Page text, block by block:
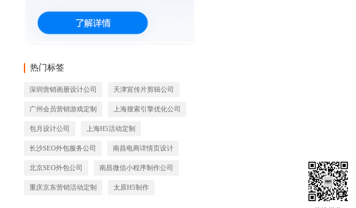
热门标签
深圳营销画册设计公司 天津宣传片剪辑公司
广州会员营销游戏定制 上海搜索引擎优化公司
包月设计公司 上海H5活动定制
长沙SEO外包服务公司 南昌电商详情页设计
北京SEO外包公司 南昌微信小程序制作公司
重庆京东营销活动定制 太原H5制作